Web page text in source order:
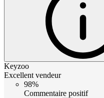
Keyzoo
Excellent vendeur
98%
Commentaire positif